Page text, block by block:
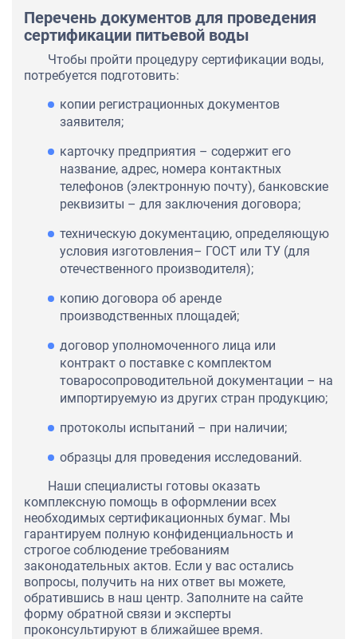
Перечень документов для проведения
сертификации питьевой воды
Чтобы пройти процедуру сертификации воды,
потребуется подготовить:
копии регистрационных документов
заявителя;
карточку предприятия – содержит его
название, адрес, номера контактных
телефонов (электронную почту), банковские
реквизиты – для заключения договора;
техническую документацию, определяющую
условия изготовления– ГОСТ или ТУ (для
отечественного производителя);
копию договора об аренде
производственных площадей;
договор уполномоченного лица или
контракт о поставке с комплектом
товаросопроводительной документации – на
импортируемую из других стран продукцию;
протоколы испытаний – при наличии;
образцы для проведения исследований.
Наши специалисты готовы оказать
комплексную помощь в оформлении всех
необходимых сертификационных бумаг. Мы
гарантируем полную конфиденциальность и
строгое соблюдение требованиям
законодательных актов. Если у вас остались
вопросы, получить на них ответ вы можете,
обратившись в наш центр. Заполните на сайте
форму обратной связи и эксперты
проконсультируют в ближайшее время.